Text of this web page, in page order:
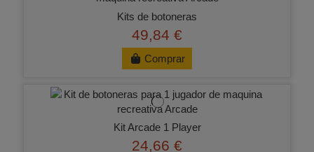
Kits de botoneras
49,84 €
Comprar
Kit Arcade 1 Player
24,66 €